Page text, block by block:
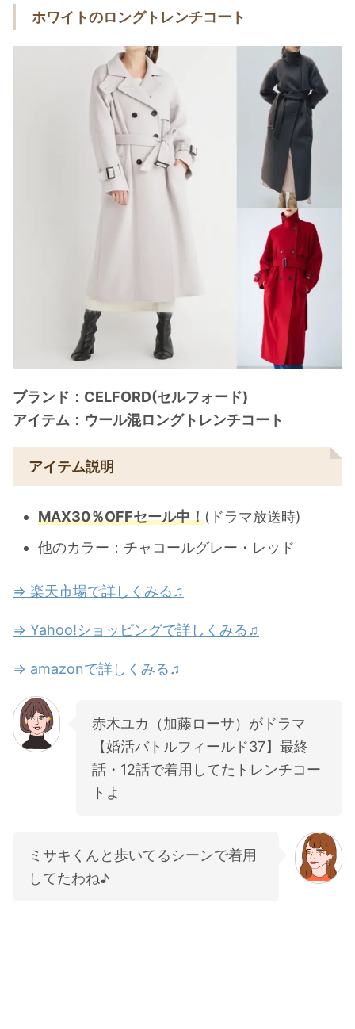
ホワイトのロングトレンチコート
ブランド：CELFORD(セルフォード)
アイテム：ウール混ロングトレンチコート
アイテム説明
MAX30％OFFセール中！(ドラマ放送時)
他のカラー：チャコールグレー・レッド
⇒ 楽天市場で詳しくみる♫
⇒ Yahoo!ショッピングで詳しくみる♫
⇒ amazonで詳しくみる♫
赤木ユカ（加藤ローサ）がドラマ
【婚活バトルフィールド37】最終
話・12話で着用してたトレンチコー
トよ
ミサキくんと歩いてるシーンで着用
してたわね♪